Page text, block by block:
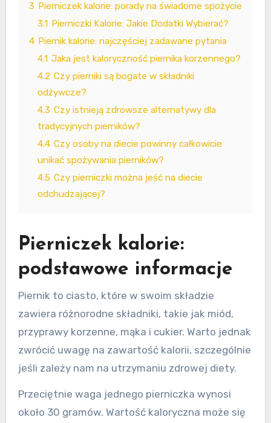
3 Pierniczek kalorie: porady na świadome spożycie
3.1
Pierniczki Kalorie: Jakie Dodatki Wybierać?
4 Piernik kalorie: najczęściej zadawane pytania
4.1 Jaka jest kaloryczność piernika korzennego?
4.2 Czy pierniki są bogate w składniki
odżywcze?
4.3 Czy istnieją zdrowsze alternatywy dla
tradycyjnych pierników?
4.4 Czy osoby na diecie powinny całkowicie
unikać spożywania pierników?
4.5 Czy pierniczki można jeść na diecie
odchudzającej?
Pierniczek kalorie:
podstawowe informacje
Piernik to ciasto, które w swoim składzie
zawiera różnorodne składniki, takie jak miód,
przyprawy korzenne, mąka i cukier. Warto jednak
zwrócić uwagę na zawartość kalorii, szczególnie
jeśli zależy nam na utrzymaniu zdrowej diety.
Przeciętnie waga jednego pierniczka wynosi
około 30 gramów. Wartość kaloryczna może się